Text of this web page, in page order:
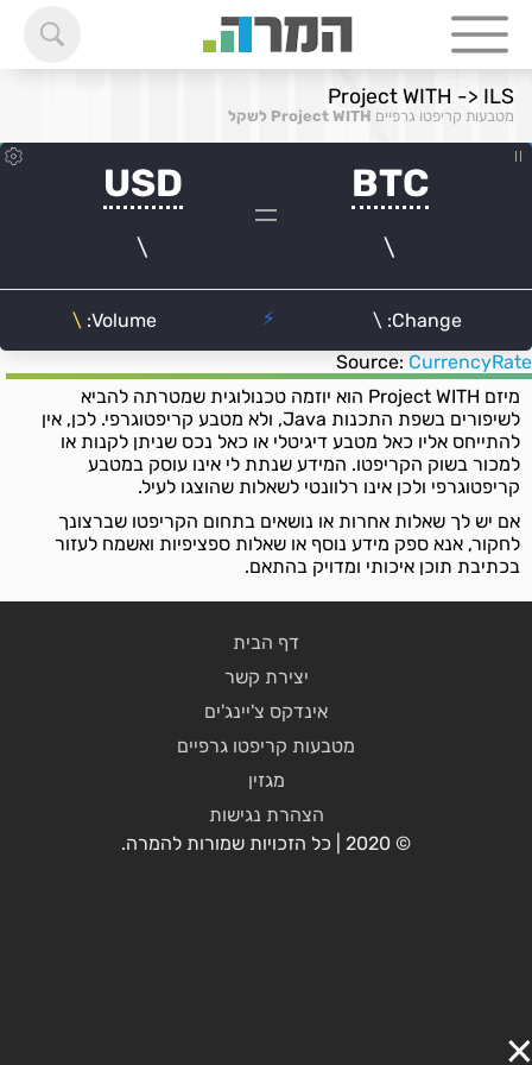
Project WITH -> ILS
מטבעות קריפטו גרפיים Project WITH לשקל
Source: CurrencyRate
מיזם Project WITH הוא יוזמה טכנולוגית שמטרתה להביא
לשיפורים בשפת התכנות Java, ולא מטבע קריפטוגרפי. לכן, אין
להתייחס אליו כאל מטבע דיגיטלי או כאל נכס שניתן לקנות או
למכור בשוק הקריפטו. המידע שנתת לי אינו עוסק במטבע
קריפטוגרפי ולכן אינו רלוונטי לשאלות שהוצגו לעיל.
אם יש לך שאלות אחרות או נושאים בתחום הקריפטו שברצונך
לחקור, אנא ספק מידע נוסף או שאלות ספציפיות ואשמח לעזור
בכתיבת תוכן איכותי ומדויק בהתאם.
דף הבית
יצירת קשר
אינדקס צ'יינג'ים
מטבעות קריפטו גרפיים
מגזין
הצהרת נגישות
© 2020 | כל הזכויות שמורות להמרה.